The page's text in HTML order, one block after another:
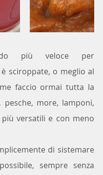
più veloce per
sciroppate, o meglio al
faccio ormai tutta la
more, lamponi,
più versatili e con meno
di sistemare
sempre senza